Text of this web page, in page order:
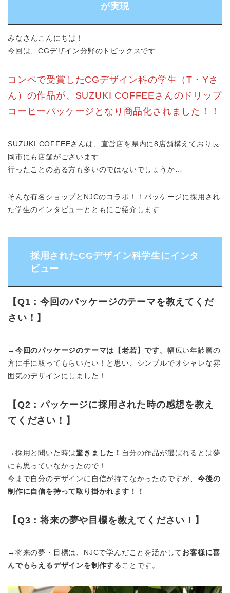
が実現
みなさんこんにちは！
今回は、CGデザイン分野のトピックスです
コンペで受賞したCGデザイン科の学生（T・Yさ
ん）の作品が、SUZUKI COFFEEさんのドリップ
コーヒーパッケージとなり商品化されました！！
SUZUKI COFFEEさんは、直営店を県内に8店舗構えており長
岡市にも店舗がございます
行ったことのある方も多いのではないでしょうか…
そんな有名ショップとNJCのコラボ！！パッケージに採用され
た学生のインタビューとともにご紹介します
採用されたCGデザイン科学生にインタ
ビュー
【Q1：今回のパッケージのテーマを教えてくだ
さい！】
→ 今回のパッケージのテーマは【老若】です。 幅広い年齢層の
方に手に取ってもらいたい！と思い、シンプルでオシャレな雰
囲気のデザインにしました！
【Q2：パッケージに採用された時の感想を教え
てください！】
→採用と聞いた時は驚きました！ 自分の作品が選ばれるとは夢
にも思っていなかったので！
今まで自分のデザインに自信が持てなかったのですが、 今後の
制作に自信を持って取り掛かれます！！
【Q3：将来の夢や目標を教えてください！】
→将来の夢・目標は、NJCで学んだことを活かしてお客様に喜
んでもらえるデザインを制作する ことです。